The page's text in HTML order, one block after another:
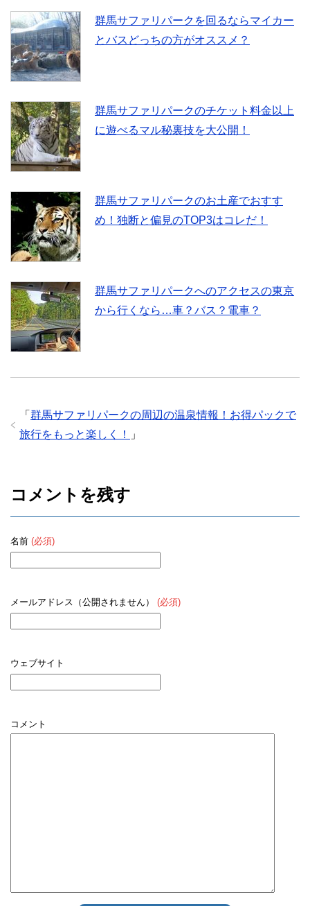
群馬サファリパークを回るならマイカー
とバスどっちの方がオススメ？
群馬サファリパークのチケット料金以上
に遊べるマル秘裏技を大公開！
群馬サファリパークのお土産でおすす
め！独断と偏見のTOP3はコレだ！
群馬サファリパークへのアクセスの東京
から行くなら…車？バス？電車？
「 群馬サファリパークの周辺の温泉情報！お得パックで
旅行をもっと楽しく！
」
コメントを残す
名前 (必須)
メールアドレス（公開されません） (必須)
ウェブサイト
コメント